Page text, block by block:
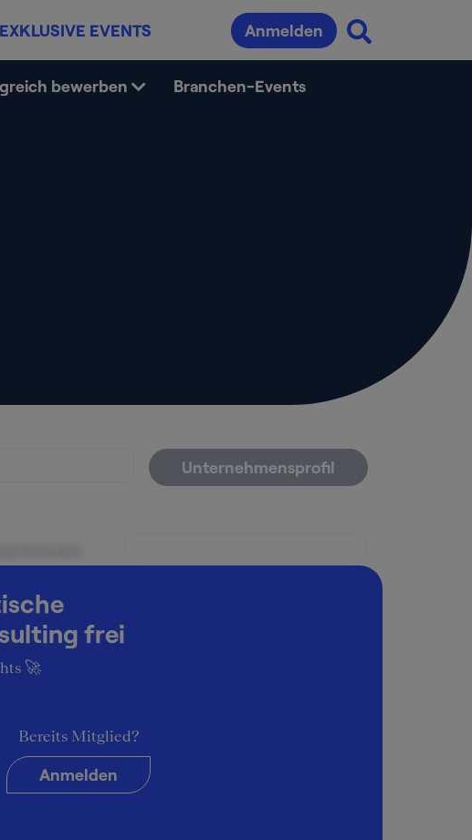
EXKLUSIVE EVENTS Anmelden
bewerben Branchen-Events
Unternehmensprofil
MS, JPM)
faken.
frei
🚀
Bereits Mitglied?
Anmelden